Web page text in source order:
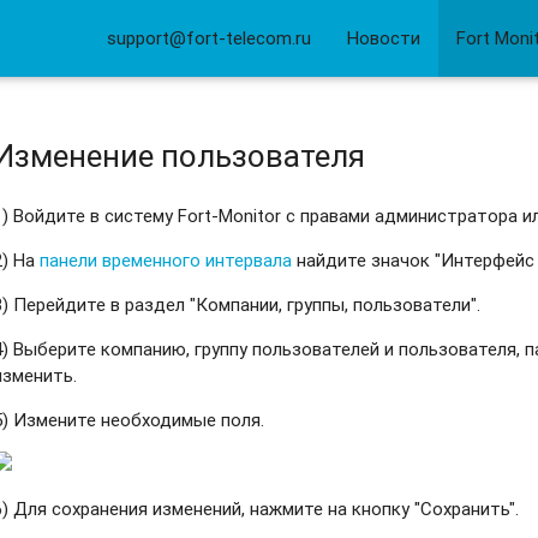
support@fort-telecom.ru Новости Fort
пользователя
Войдите в систему Fort-Monitor с правами администратора
Напанели временного интервала найдите значок
Перейдите в раздел "Компании, группы, пользователи".
Выберите компанию, группу пользователей и пользователя,
Измените необходимые поля.
Для сохранения изменений, нажмите на кнопку "Сохранить".